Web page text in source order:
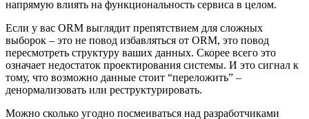
напрямую влиять на функциональность сервиса в целом.
Если у вас ORM выглядит препятствием для сложных
выборок – это не повод избавляться от ORM, это повод
пересмотреть структуру ваших данных. Скорее всего это
означает недостаток проектирования системы. И это сигнал к
тому, что возможно данные стоит “переложить” –
денормализовать или реструктурировать.
Можно сколько угодно посмеиваться над разработчиками